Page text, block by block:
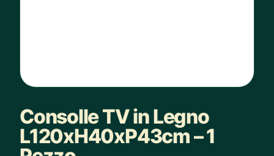
Consolle TV in Legno
L120xH40xP43cm – 1